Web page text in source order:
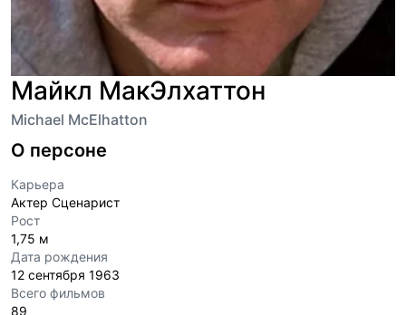
Майкл МакЭлхаттон
Michael McElhatton
О персоне
Карьера
Актер Сценарист
Рост
1,75 м
Дата рождения
12 сентября 1963
Всего фильмов
89